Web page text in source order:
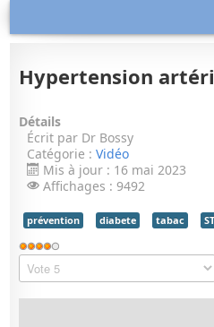
Hypertension
Détails
Écrit par Dr Bossy
Catégorie :Vidéo
Mis à jour : 16 mai 2023
Affichages : 9492
prévention diabete tabac
Vote
utilisateur:
Veuillez
voter